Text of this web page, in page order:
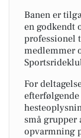
Banen er
en godkendt
professionel
medlemmer
For
små grupper
opvarmning